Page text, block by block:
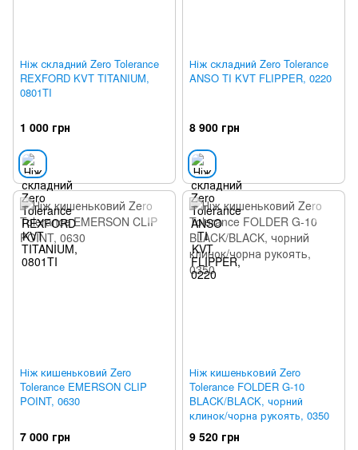
Ніж складний Zero Tolerance
REXFORD KVT TITANIUM,
0801TI
1 000 грн
Ніж складний Zero Tolerance
ANSO TI KVT FLIPPER, 0220
8 900 грн
Ніж кишеньковий Zero
Tolerance EMERSON CLIP
POINT, 0630
7 000 грн
Ніж кишеньковий Zero
Tolerance FOLDER G-10
BLACK/BLACK, чорний
клинок/чорна рукоять, 0350
9 520 грн